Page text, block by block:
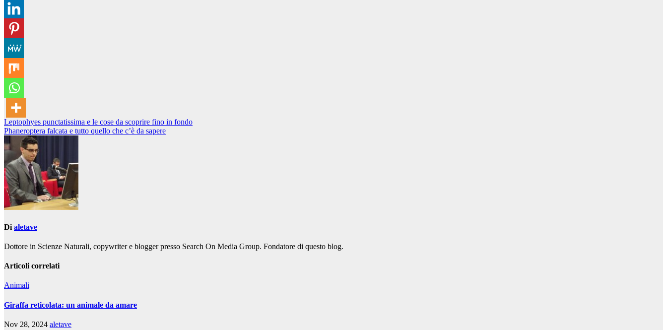
Navigazione
articoli
Leptophyes punctatissima e le cose da scoprire fino in fondo
Phaneroptera falcata e tutto quello che c’è da sapere
Di aletave
Dottore in Scienze Naturali, copywriter e blogger presso Search On Media Group. Fondatore di questo blog.
Articoli correlati
Animali
Giraffa reticolata: un animale da amare
Nov 28, 2024 aletave